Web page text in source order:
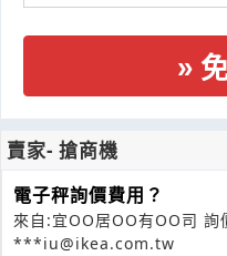
賣家- 搶商機
電子秤詢價費用？
來自:宜OO居OO有OO司 詢
***iu@ikea.com.tw